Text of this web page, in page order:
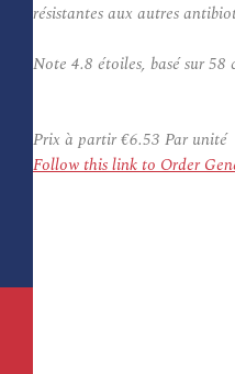
résistantes aux autres
Note 4.8 étoiles, basé sur58
Prix à partir€6.53 Par unité
Follow this link to Order